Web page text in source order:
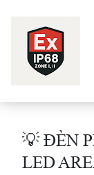
💡 ĐÈN
LED